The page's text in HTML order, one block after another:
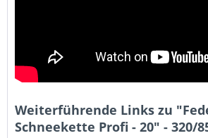
Weiterführende Links zu
Schneekette Profi - 20" - 320/